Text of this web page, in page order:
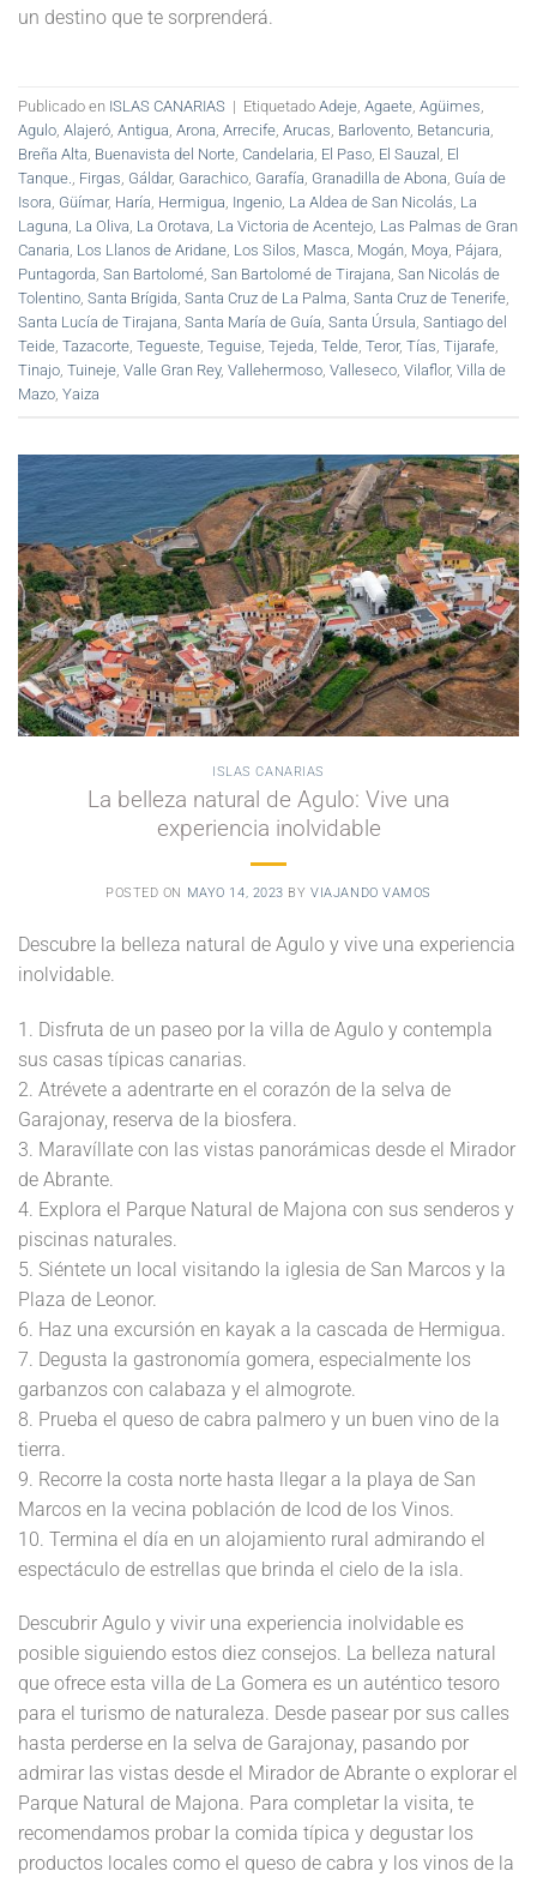
un destino que te sorprenderá.
Publicado en ISLAS CANARIAS | Etiquetado Adeje, Agaete, Agüimes,
Agulo, Alajeró, Antigua, Arona, Arrecife, Arucas, Barlovento, Betancuria,
Breña Alta, Buenavista del Norte, Candelaria, El Paso, El Sauzal , El
Tanque., Firgas, Gáldar, Garachico, Garafía, Granadilla de Abona, Guía de
Isora, Güímar, Haría, Hermigua, Ingenio, La Aldea de San Nicolás, La
Laguna, La Oliva, La Orotava, La Victoria de Acentejo, Las Palmas de Gran
Canaria, Los Llanos de Aridane, Los Silos, Masca, Mogán, Moya, Pájara,
Puntagorda, San Bartolomé, San Bartolomé de Tirajana, San Nicolás de
Tolentino, Santa Brígida, Santa Cruz de La Palma, Santa Cruz de Tenerife,
Santa Lucía de Tirajana, Santa María de Guía, Santa Úrsula, Santiago del
Teide, Tazacorte, Tegueste, Teguise, Tejeda, Telde, Teror, Tías, Tijarafe,
Tinajo, Tuineje, Valle Gran Rey, Vallehermoso, Valleseco, Vilaflor, Villa de
Mazo, Yaiza
ISLAS CANARIAS
La belleza natural de Agulo: Vive una
experiencia inolvidable
POSTED ON MAYO 14, 2023 BYVIAJANDO VAMOS
Descubre la belleza natural de Agulo y vive una experiencia
inolvidable.
1. Disfruta de un paseo por la villa de Agulo y contempla
sus casas típicas canarias.
2. Atrévete a adentrarte en el corazón de la selva de
Garajonay, reserva de la biosfera.
3. Maravíllate con las vistas panorámicas desde el Mirador
de Abrante.
4. Explora el Parque Natural de Majona con sus senderos y
piscinas naturales.
5. Siéntete un local visitando la iglesia de San Marcos y la
Plaza de Leonor.
6. Haz una excursión en kayak a la cascada de Hermigua.
7. Degusta la gastronomía gomera, especialmente los
garbanzos con calabaza y el almogrote.
8. Prueba el queso de cabra palmero y un buen vino de la
tierra.
9. Recorre la costa norte hasta llegar a la playa de San
Marcos en la vecina población de Icod de los Vinos.
10. Termina el día en un alojamiento rural admirando el
espectáculo de estrellas que brinda el cielo de la isla.
Descubrir Agulo y vivir una experiencia inolvidable es
posible siguiendo estos diez consejos. La belleza natural
que ofrece esta villa de La Gomera es un auténtico tesoro
para el turismo de naturaleza. Desde pasear por sus calles
hasta perderse en la selva de Garajonay, pasando por
admirar las vistas desde el Mirador de Abrante o explorar el
Parque Natural de Majona. Para completar la visita, te
recomendamos probar la comida típica y degustar los
productos locales como el queso de cabra y los vinos de la